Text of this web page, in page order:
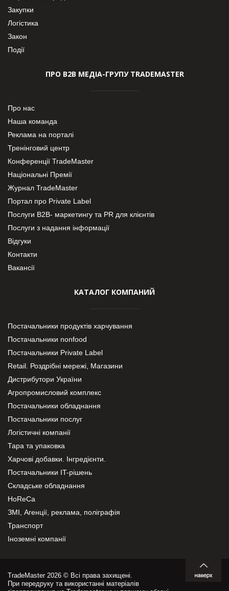
Закупки
Логістика
Закон
Події
ПРО В2В МЕДІА-ГРУПУ TRADEMASTER
Про нас
Наша команда
Реклама на порталі
Тренінговий центр
Конференції TradeMaster
Національні Премії
Журнал TradeMaster
Портал про Private Label
Послуги В2В- маркетингу та PR для клієнтів
Послуги з надання інформації
Відгуки
Контакти
Вакансії
КАТАЛОГ КОМПАНИЙ
Постачальники продуктів харчування
Постачальники nonfood
Постачальники Private Label
Retail. Роздрібні мережі, Магазини
Дистрибутори України
Агропромисловий комплекс
Постачальники обладнання
Постачальники послуг
Логістичні компанії
Тара та упаковка
Харчові добавки. Інгредієнти.
Постачальники IT-рішень
Складське обладнання
HoReCa
ЗМІ, Агенції, реклама, поліграфія
Транспорт
Іноземні компанії
TradeMaster 2026 © Всі права захищені.
При передруку та використанні матеріалів